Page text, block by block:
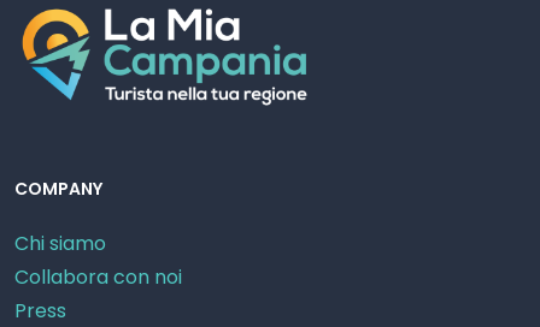
COMPANY
Chi siamo
Collabora con noi
Press